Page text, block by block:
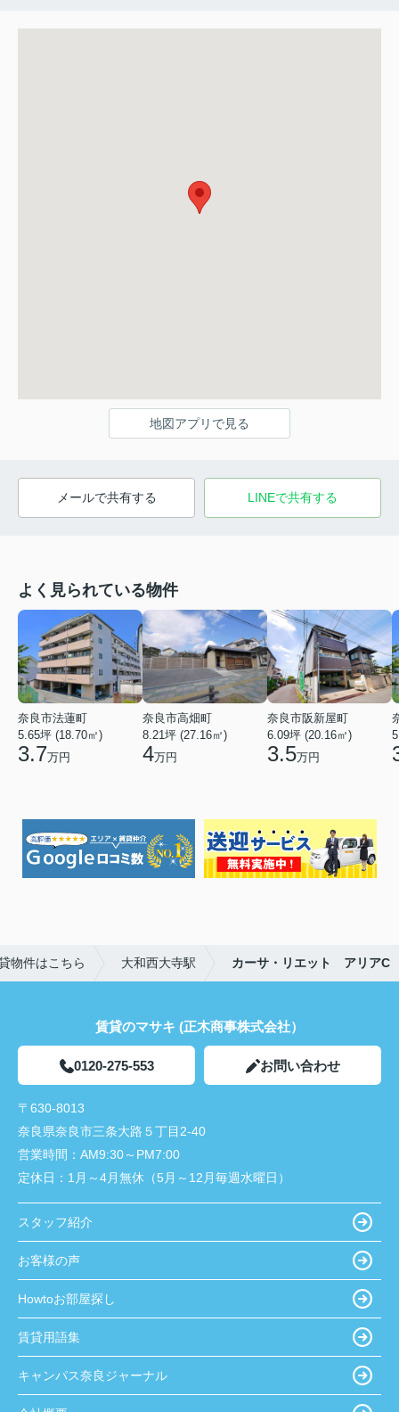
地図アプリで見る
メールで共有する LINEで共有する
よく見られている物件
奈良市法蓮町
5.65坪 (18.70㎡)
3.7万円
奈良市高畑町
8.21坪 (27.16㎡)
4万円
奈良市阪新屋町
6.09坪 (20.16㎡)
3.5万円
物件はこちら 大和西大寺駅 カーサ・リエット アリアC
賃貸のマサキ (正木商事株式会社）
0120-275-553 お問い合わせ
〒630-8013
奈良県奈良市三条大路５丁目2-40
営業時間： AM9:30～PM7:00
定休日： 1月～4月無休（5月～12月毎週水曜日）
スタッフ紹介
お客様の声
Howtoお部屋探し
賃貸用語集
キャンパス奈良ジャーナル